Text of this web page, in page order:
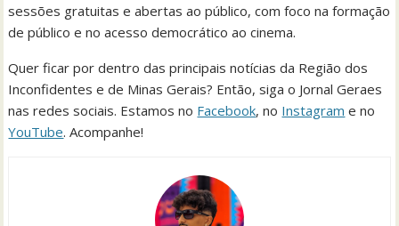
sessões gratuitas e abertas ao público, com foco na formação
de público e no acesso democrático ao cinema.
Quer ficar por dentro das principais notícias da Região dos
Inconfidentes e de Minas Gerais? Então, siga o Jornal Geraes
nas redes sociais. Estamos no Facebook, no Instagram e no
YouTube. Acompanhe!